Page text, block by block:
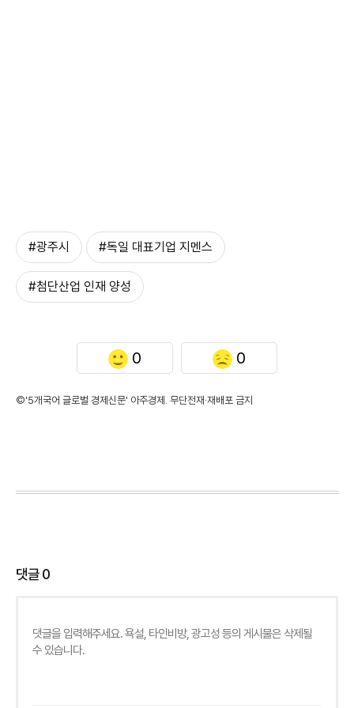
#광주시 #독일 대표기업 지멘스
#첨단산업 인재 양성
0 0
©'5개국어 글로벌 경제신문' 아주경제. 무단전재·재배포 금지
댓글0